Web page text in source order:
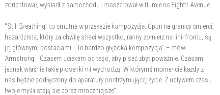
zorientował, wysiadł z samochodu i maszerował w tłumie na Eighth Avenue.
"Still Breathing" to smutna w przekazie kompozycja. Ćpun na granicy śmierci,
hazardzista, który za chwilę straci wszystko, ranny żołnierz na linii frontu, są
jej głównymi postaciami. "To bardzo głęboka kompozycja" – mówi
Armstrong. "Czasem uciekam od tego, aby pisać zbyt poważnie. Czasami
jednak właśnie takie piosenki mi wychodzą. W którymś momencie każdy z
nas będzie podłączony do aparatury podtrzymującej życie. Z upływem czasu
twoje myśli stają sie coraz mroczniejsze".